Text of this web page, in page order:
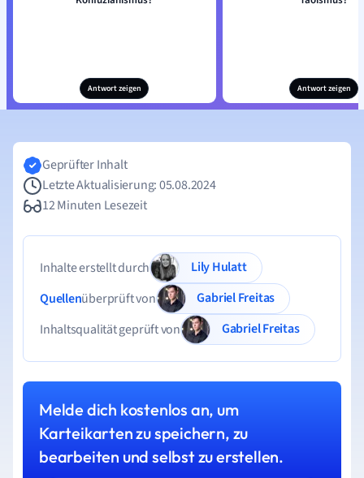
Antwort zeigen Antwort zeigen
Geprüfter Inhalt
Letzte Aktualisierung: 05.08.2024
12 Minuten Lesezeit
Inhalte erstellt durch
Lily Hulatt
Quellenüberprüft von
Gabriel Freitas
Inhaltsqualität geprüft von
Gabriel Freitas
Melde dich kostenlos an, um
Karteikarten zu speichern, zu
bearbeiten und selbst zu erstellen.